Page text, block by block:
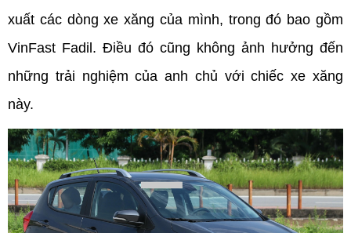
xuất các dòng xe xăng của mình, trong đó bao gồm
VinFast Fadil. Điều đó cũng không ảnh hưởng đến
những trải nghiệm của anh chủ với chiếc xe xăng
này.